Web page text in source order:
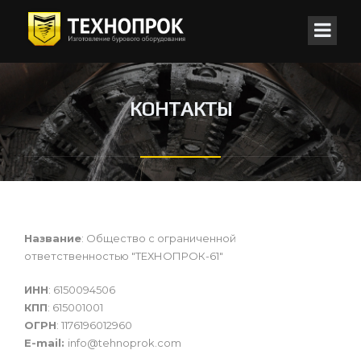
КОНТАКТЫ
Название: Общество с ограниченной
ответственностью "ТЕХНОПРОК-61"
ИНН: 6150094506
КПП: 615001001
ОГРН: 1176196012960
E-mail: info@tehnoprok.com